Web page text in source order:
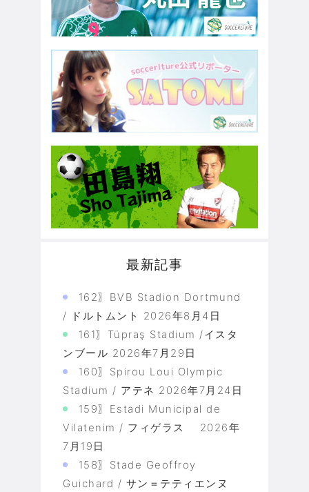
最新記事
162〗BVB Stadion Dortmund
/ ドルトムント 2026年8月4日
161〗Tüpraş Stadium /イスタ
ンブール 2026年7月29日
160〗Spirou Loui Olympic
Stadium / アテネ 2026年7月24日
159〗Estadi Municipal de
Vilatenim / フィゲラス
2026年
7月19日
158〗Stade Geoffroy
Guichard / サン＝テティエンヌ